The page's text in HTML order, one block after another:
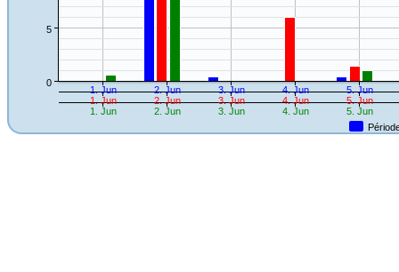
1. Jun 2. Jun 3. Jun 4. Jun
5. Jun
1. Jun
2. Jun 3. Jun 4. Jun
5. Jun
1. Jun
2. Jun 3. Jun 4. Jun 5. Jun
0
5